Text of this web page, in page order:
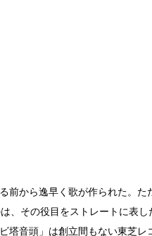
から逸早く歌が作られた。た
、その役目をストレートに表し
塔音頭」は創立間もない東芝レ